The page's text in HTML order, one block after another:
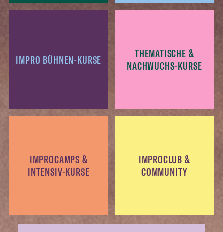
IMPRO BÜHNEN-KURSE
THEMATISCHE &
NACHWUCHS-KURSE
IMPROCAMPS &
INTENSIV-KURSE
IMPROCLUB &
COMMUNITY